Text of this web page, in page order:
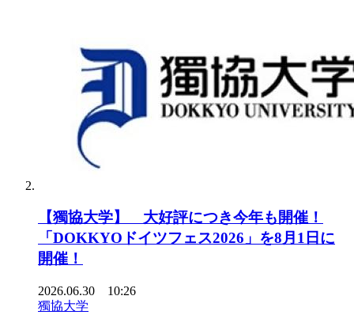
【獨協大学】 大好評につき今年も開催！
「DOKKYOドイツフェス2026」を8月1日に
開催！
2026.06.30 10:26
獨協大学